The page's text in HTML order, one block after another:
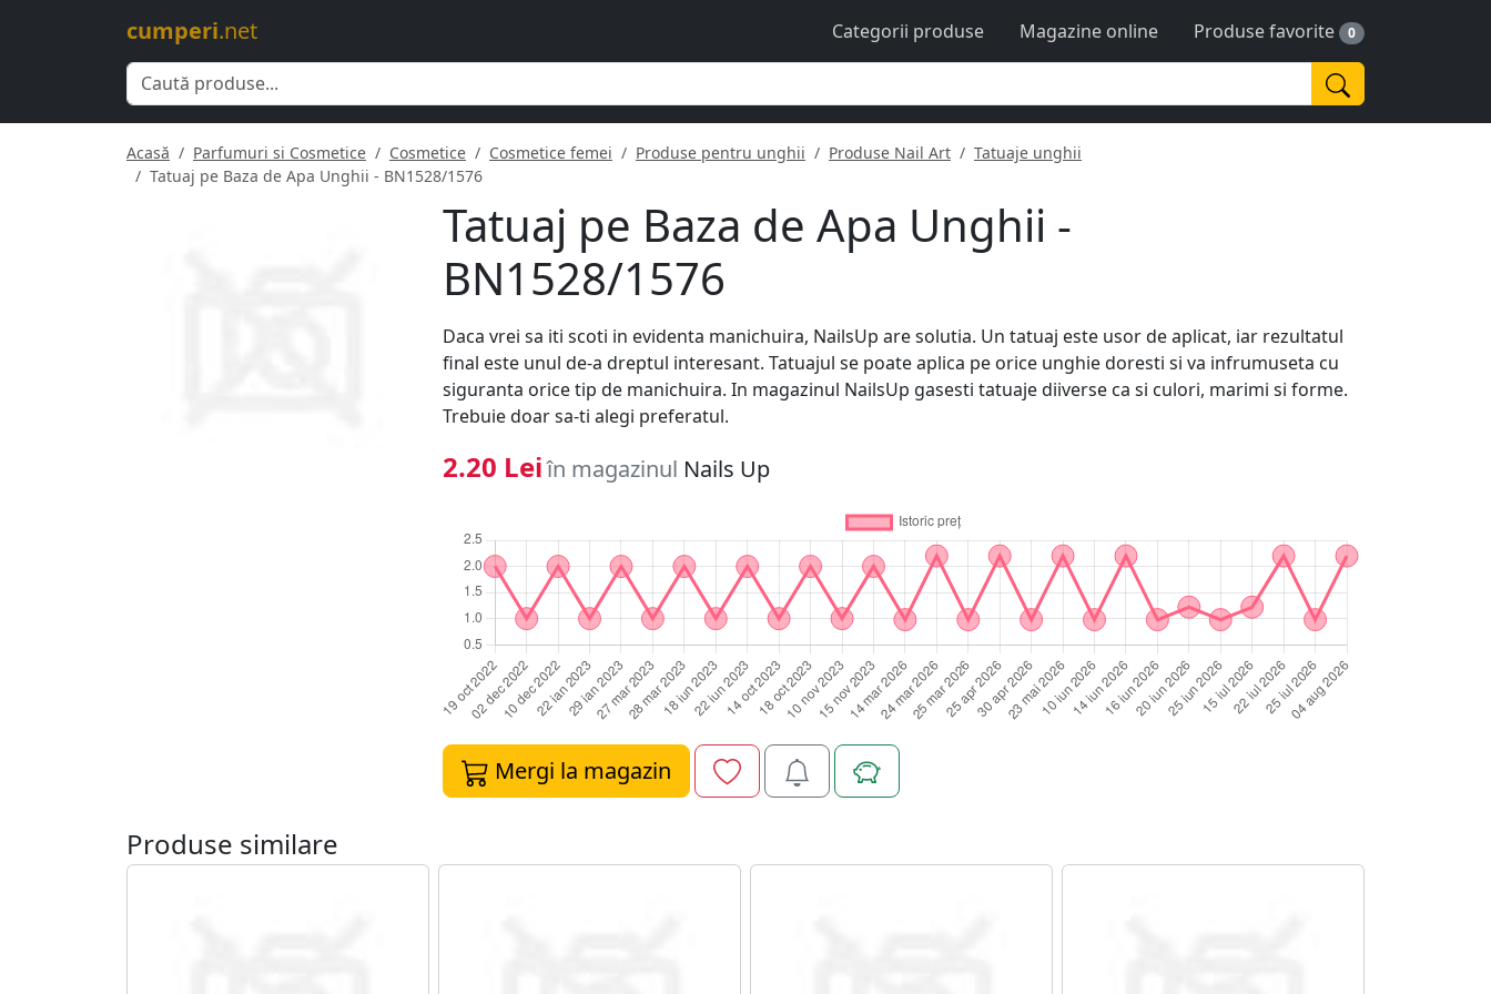
cumperi.net Categorii produse Magazine online Produse favorite 0
Acasă Parfumuri si Cosmetice Cosmetice Cosmetice femei Produse pentru unghii Produse Nail Art
Tatuaje unghii
Tatuaj pe Baza de Apa Unghii - BN1528/1576
Tatuaj pe Baza de Apa Unghii -
BN1528/1576
Daca vrei sa iti scoti in evidenta manichuira, NailsUp are solutia. Un tatuaj este usor de aplicat, iar rezultatul
final este unul de-a dreptul interesant. Tatuajul se poate aplica pe orice unghie doresti si va infrumuseta cu
siguranta orice tip de manichuira. In magazinul NailsUp gasesti tatuaje diiverse ca si culori, marimi si forme.
Trebuie doar sa-ti alegi preferatul.
2.20 Leiîn magazinul Nails Up
Mergi la magazin
Produse similare